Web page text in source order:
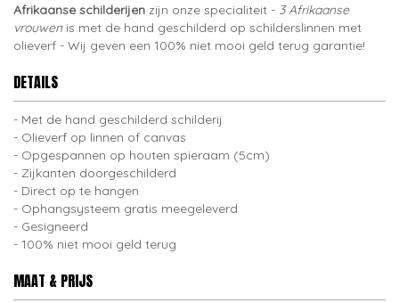
Afrikaanse schilderijen zijn onze specialiteit - 3 Afrikaanse
vrouwenis met de hand geschilderd op schilderslinnen met
olieverf - Wij geven een 100% niet mooi geld terug garantie!
DETAILS
Met de hand geschilderd schilderij
Olieverf op linnen of canvas
Opgespannen op houten spieraam (5cm)
Zijkanten doorgeschilderd
Direct op te hangen
Ophangsysteem gratis meegeleverd
Gesigneerd
100% niet mooi geld terug
MAAT & PRIJS